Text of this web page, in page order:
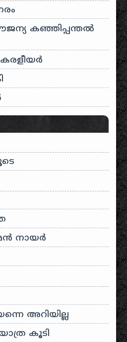
കഞ്ഞിപ്പന്തൽ
നായർ
അറിയില്ല
കൂടി